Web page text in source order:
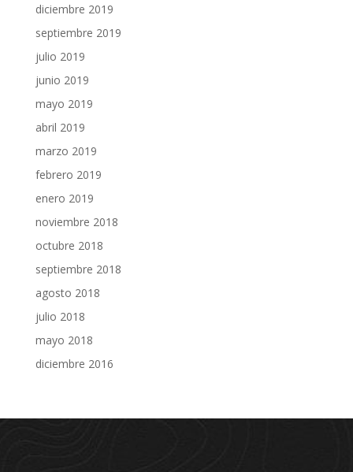
diciembre 2019
septiembre 2019
julio 2019
junio 2019
mayo 2019
abril 2019
marzo 2019
febrero 2019
enero 2019
noviembre 2018
octubre 2018
septiembre 2018
agosto 2018
julio 2018
mayo 2018
diciembre 2016